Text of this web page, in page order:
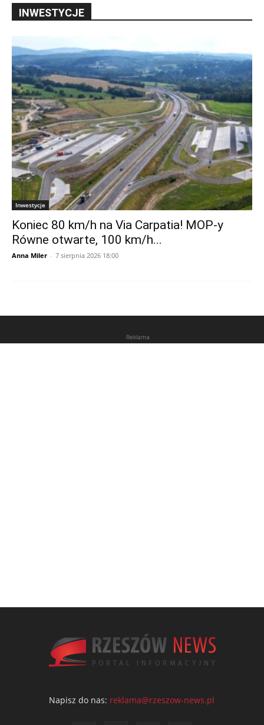
INWESTYCJE
Inwestycje
Koniec 80 km/h na Via Carpatia! MOP-y
Równe otwarte, 100 km/h...
Anna Miler - 7 sierpnia 2026 18:00
Reklama
Napisz do nas: reklama@rzeszow-news.pl